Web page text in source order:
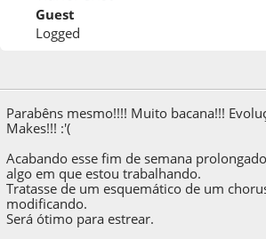
Guest
Logged
: 11 de
Parabêns mesmo!!!! Muito bacana!!!
Makes!!! :'(
Acabando esse fim de semana
algo em que estou trabalhando.
Tratasse de um esquemático de um
modificando.
Será ótimo para estrear.